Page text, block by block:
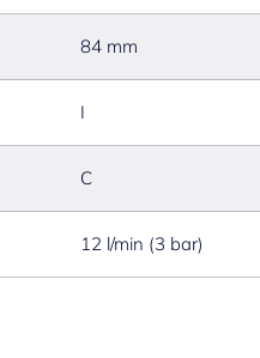
84 mm
I
C
12 l/min (3 bar)